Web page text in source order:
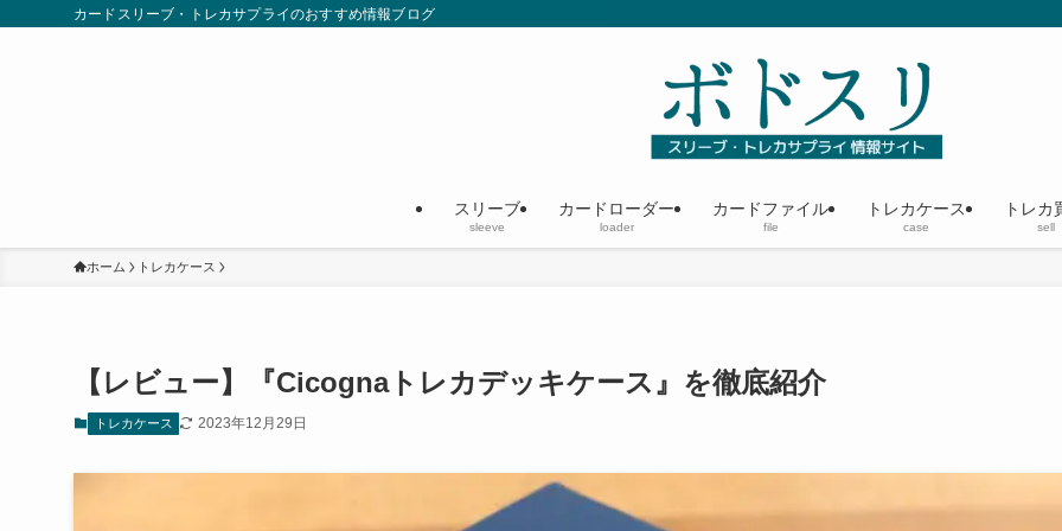
カードスリーブ・トレカサプライのおすすめ情報ブログ
スリーブ
sleeve
カードローダー
loader
カードファイル
file
トレカケース
case
トレカ
sell
ホーム トレカケース
【レビュー】『Cicognaトレカデッキケース』を徹底紹介
トレカケース 2023年12月29日